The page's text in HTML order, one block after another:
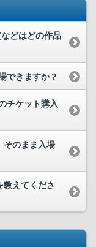
どはどの作品
できますか？
チケット購入
そのまま入場
教えてくださ